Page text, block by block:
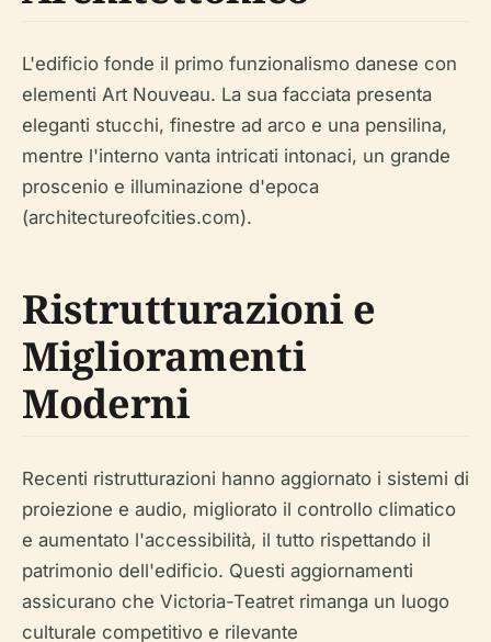
L'edificio fonde il primo funzionalismo danese con
elementi Art Nouveau. La sua facciata presenta
eleganti stucchi, finestre ad arco e una pensilina,
mentre l'interno vanta intricati intonaci, un grande
proscenio e illuminazione d'epoca
(architectureofcities.com).
Ristrutturazioni e
Miglioramenti
Moderni
Recenti ristrutturazioni hanno aggiornato i sistemi di
proiezione e audio, migliorato il controllo climatico
e aumentato l'accessibilità, il tutto rispettando il
patrimonio dell'edificio. Questi aggiornamenti
assicurano che Victoria-Teatret rimanga un luogo
culturale competitivo e rilevante